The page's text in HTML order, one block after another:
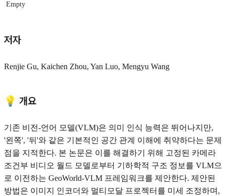
Empty
저자
Renjie Gu, Kaichen Zhou, Yan Luo, Mengyu Wang
💡 개요
기존 비전-언어 모델(VLM)은 의미 인식 능력은 뛰어나지만,
'왼쪽', '뒤'와 같은 기본적인 공간 관계 이해에 취약하다는 문제
점을 지적한다. 본 논문은 이를 해결하기 위해 고정된 카메라
조건부 비디오 월드 모델로부터 기하학적 구조 정보를 VLM으
로 이전하는 GeoWorld-VLM 프레임워크를 제안한다. 제안된
방법은 이미지 인코더와 멀티모달 프로젝터를 미세 조정하며,